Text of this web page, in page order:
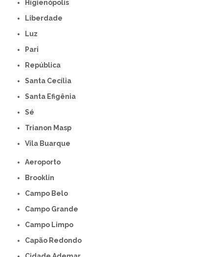
Higienópolis
Liberdade
Luz
Pari
República
Santa Cecília
Santa Efigênia
Sé
Trianon Masp
Vila Buarque
Aeroporto
Brooklin
Campo Belo
Campo Grande
Campo Limpo
Capão Redondo